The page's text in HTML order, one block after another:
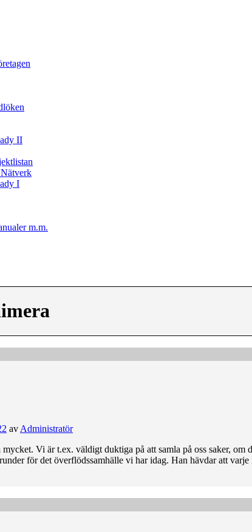
II
I
m.m.
av Administratör
Vi är t.ex. väldigt duktiga på att samla på oss saker,
för det överflödssamhälle vi har idag. Han hävdar att